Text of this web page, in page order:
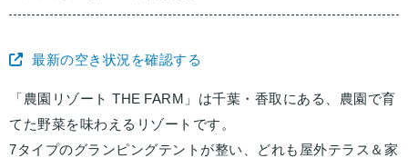
最新の空き状況を確認する
「農園リゾート THE FARM」は千葉・香取にある、農園で育
てた野菜を味わえるリゾートです。
7タイプのグランピングテントが整い、どれも屋外テラス＆家